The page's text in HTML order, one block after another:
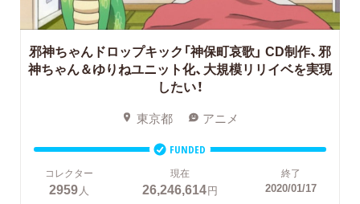
邪神ちゃんドロップキック「神保町哀歌」 CD制作、邪
神ちゃん＆ゆりねユニット化、大規模リリイベを実現
したい！
東京都 アニメ
FUNDED
コレクター
2959人
現在
26,246,614円
終了
2020/01/17